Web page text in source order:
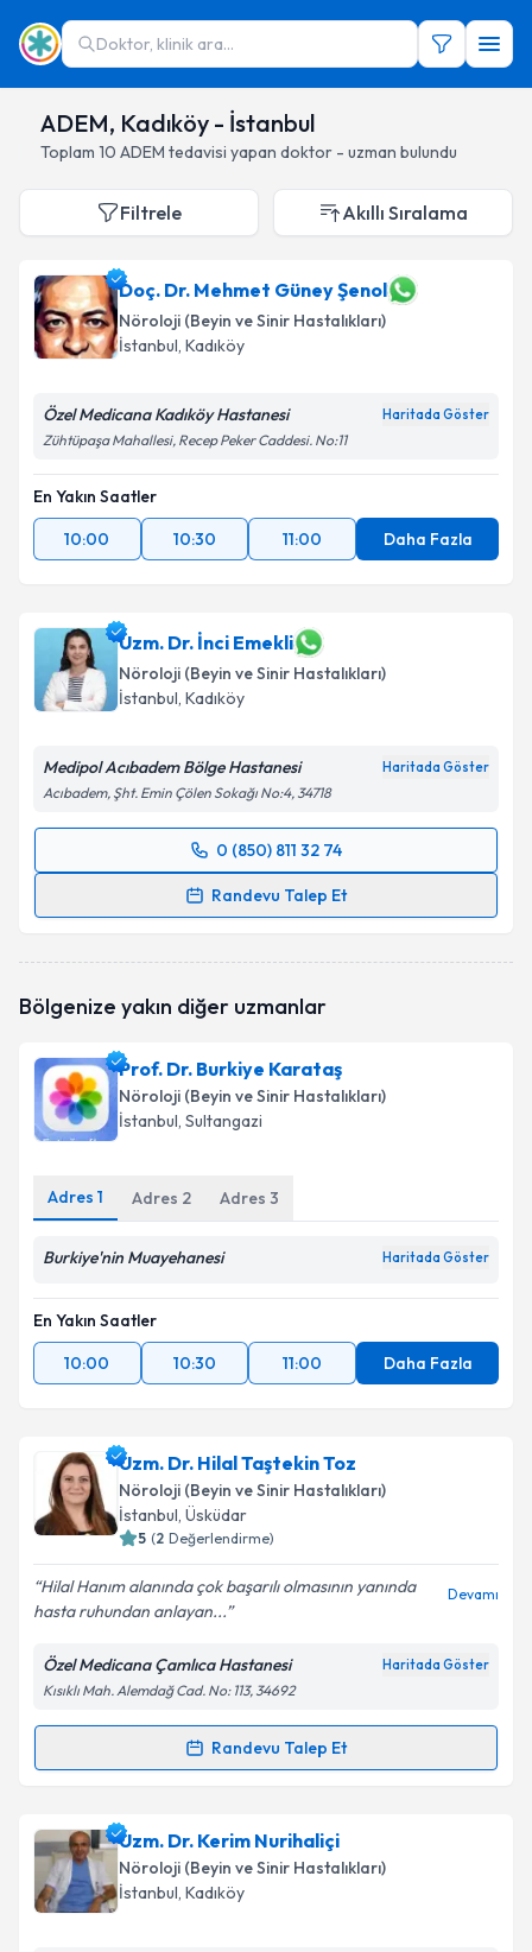
Doktor, klinik ara...
ADEM, Kadıköy - İstanbul
Toplam 10 ADEM tedavisi yapan doktor - uzman bulundu
Filtrele Akıllı Sıralama
Doç. Dr. Mehmet Güney Şenol
Nöroloji (Beyin ve Sinir Hastalıkları)
İstanbul, Kadıköy
Özel Medicana Kadıköy Hastanesi Haritada Göster
Zühtüpaşa Mahallesi, Recep Peker Caddesi. No:11
En Yakın Saatler
10:00
10:30 11:00 Daha Fazla
Uzm. Dr. İnci Emekli
Nöroloji (Beyin ve Sinir Hastalıkları)
İstanbul, Kadıköy
Medipol Acıbadem Bölge Hastanesi Haritada Göster
Acıbadem, Şht. Emin Çölen Sokağı No:4, 34718
0 (850) 811 32 74
Randevu Talep Et
Randevu Takvimi Talebi
oluşturun. Size bu uzmandan randevu almanız için bir
kapsamda işlenmesini kabul ediyorum.
Bölgenize yakın diğer uzmanlar
Prof. Dr. Burkiye Karataş
Nöroloji (Beyin ve Sinir Hastalıkları)
İstanbul, Sultangazi
Adres 1 Adres 2 Adres 3
Burkiye'nin Muayehanesi Haritada Göster
En Yakın Saatler
10:00
10:30 11:00 Daha Fazla
Uzm. Dr. Hilal Taştekin Toz
Nöroloji (Beyin ve Sinir Hastalıkları)
İstanbul, Üsküdar
5 (2 Değerlendirme)
Hilal Hanım alanında çok başarılı olmasının yanında
hasta ruhundan anlayan...
Devamı
Özel Medicana Çamlıca Hastanesi Haritada Göster
Kısıklı Mah. Alemdağ Cad. No: 113, 34692
Randevu Talep Et
Randevu Takvimi Talebi
Uzm. Dr. Hilal Taştekin Toziçin randevu takvimi
talebi oluşturun. Size bu uzmandan randevu almanız
için bir takvim hazırlandığında e-posta ile
bilgilendireceğiz.
Uzm. Dr. Kerim Nurihaliçi
Nöroloji (Beyin ve Sinir Hastalıkları)
İstanbul, Kadıköy